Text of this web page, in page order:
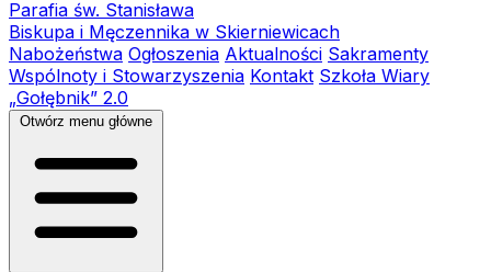
Parafia św. Stanisława
Biskupa i Męczennika w Skierniewicach
Nabożeństwa Ogłoszenia Aktualności Sakramenty
Wspólnoty i Stowarzyszenia Kontakt Szkoła Wiary
„Gołębnik” 2.0
Otwórz menu główne